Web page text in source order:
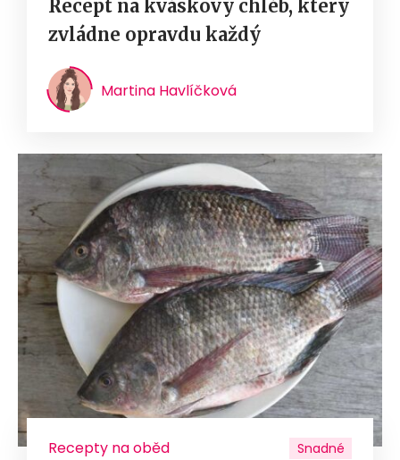
Recept na kváskový chléb, který
zvládne opravdu každý
Martina Havlíčková
Recepty na oběd Snadné